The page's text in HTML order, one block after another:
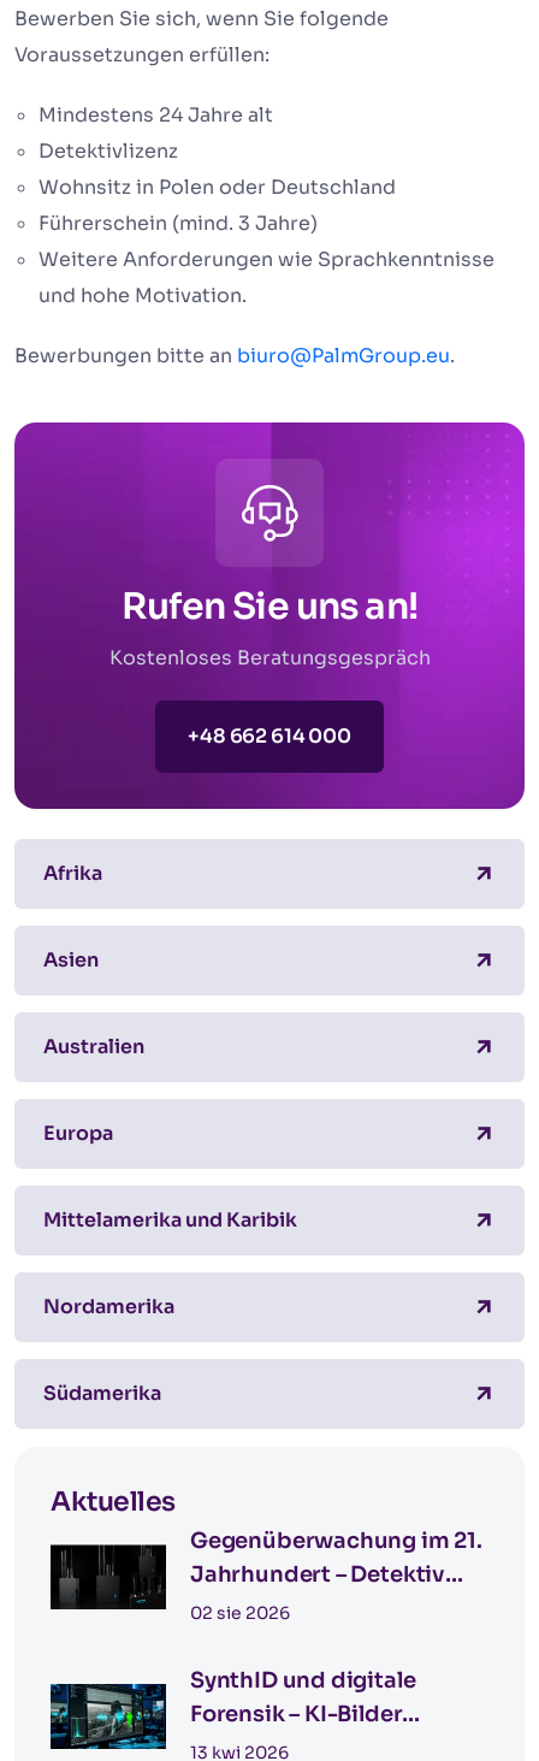
Bewerben Sie sich, wenn Sie folgende
Voraussetzungen erfüllen:
Mindestens 24 Jahre alt
Detektivlizenz
Wohnsitz in Polen oder Deutschland
Führerschein (mind. 3 Jahre)
Weitere Anforderungen wie Sprachkenntnisse
und hohe Motivation.
Bewerbungen bitte an biuro@PalmGroup.eu.
Rufen Sie uns an!
Kostenloses Beratungsgespräch
+48 662 614 000
Afrika
Asien
Australien
Europa
Mittelamerika und Karibik
Nordamerika
Südamerika
Aktuelles
Gegenüberwachung im 21.
Jahrhundert – Detektiv
Katowice für
Einsätze in Deutschland
02 sie 2026
SynthID und digitale
Forensik – KI-Bilder
erkennen
13 kwi 2026